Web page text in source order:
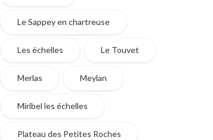
Le Sappey en chartreuse
Les échelles Le Touvet
Merlas Meylan
Miribel les échelles
Plateau des Petites Roches